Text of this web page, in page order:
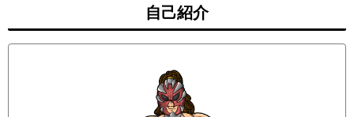
自己紹介